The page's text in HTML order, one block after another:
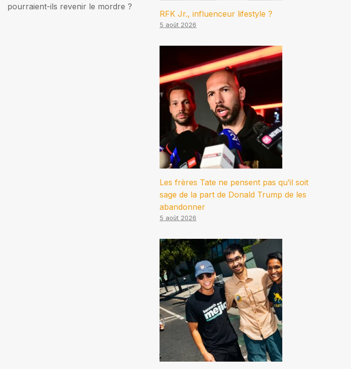
pourraient-ils revenir le mordre ?
RFK Jr., influenceur lifestyle ?
5 août 2026
Les frères Tate ne pensent pas qu’il soit
sage de la part de Donald Trump de les
abandonner
5 août 2026